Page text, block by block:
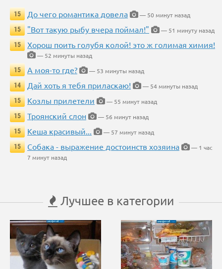
15 До чего романтика довела
— 50 минут назад
15
"Вот такую рыбу вчера поймал!"
— 51 минуту назад
15
Хорош поить голубя колой! это ж голимая химия!
— 52 минуты назад
15
А моя-то где?
— 53 минуты назад
14
Дай хоть я тебя приласкаю!
— 54 минуты назад
15
Козлы прилетели
— 55 минут назад
15
Троянский слон
— 56 минут назад
15
Кеша красивый...
— 57 минут назад
15
Собака - выражение достоинств хозяина
— 1 час
7 минут назад
Лучшее в категории